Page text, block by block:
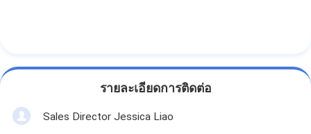
รายละเอียดการติดต่อ
Sales Director Jessica Liao